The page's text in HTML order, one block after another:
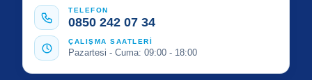
TELEFON
0850 242 07 34
ÇALIŞMA SAATLERİ
Pazartesi - Cuma: 09:00 - 18:00